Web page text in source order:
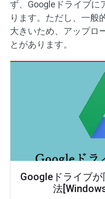
ず、Googleドライブに
ります。ただし、一般
大きいため、アップロ
とがあります。
Googleドライブ
法